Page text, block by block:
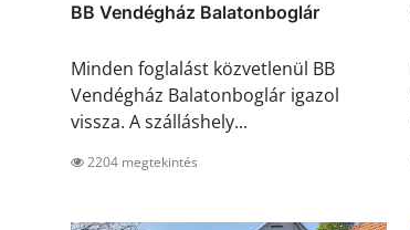
BB Vendégház Balatonboglár
Minden foglalást közvetlenül BB
Vendégház Balatonboglár igazol
vissza. A szálláshely...
2204 megtekintés